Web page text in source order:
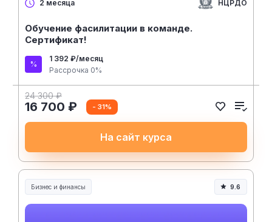
2 месяца НЦРДО
Обучение фасилитации в команде.
Сертификат!
1 392 ₽/месяц
Рассрочка 0%
24 300 ₽
16 700 ₽ - 31%
На сайт курса
Бизнес и финансы 9.6